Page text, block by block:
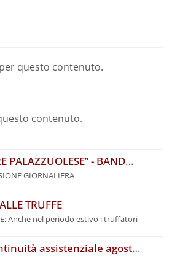
questo contenuto.
contenuto.
“OTTOBRE PALAZZUOLESE” - BANDO COMUNALE PER L’ASSEGNAZIONE DI POSTEGGI
GIORNALIERA
TRUFFE
Anche nel periodo estivo i truffatori
Turni continuità assistenziale agosto 2026